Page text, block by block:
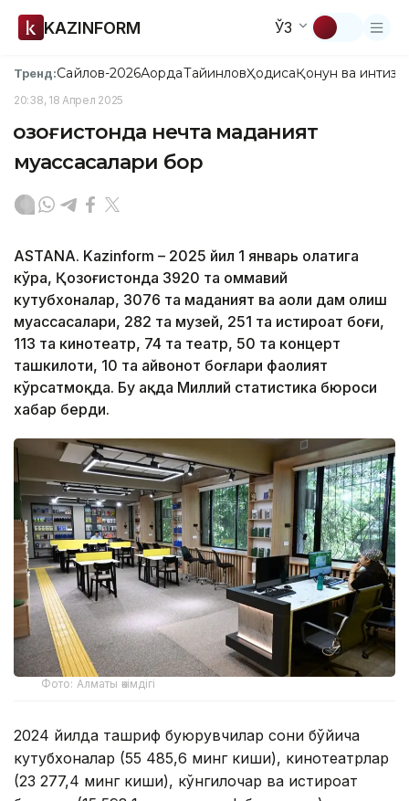
KAZINFORM ЎЗ
Тренд:Сайлов-2026АқордаТайинловҲодисаҚонун ва
20:38, 18 Апрел 2025
Қозоғистонда нечта маданият
муассасалари бор
ASTANA. Kazinform – 2025 йил 1 январь ҳолатига
кўра, Қозоғистонда 3920 та оммавий
кутубхоналар, 3076 та маданият ва аҳоли дам олиш
муассасалари, 282 та музей, 251 та истироҳат боғи,
113 та кинотеатр, 74 та театр, 50 та концерт
ташкилоти, 10 та ҳайвонот боғлари фаолият
кўрсатмоқда. Бу ҳақда Миллий статистика бюроси
хабар берди.
Фото: Алматы әкімдігі
2024 йилда ташриф буюрувчилар сони бўйича
кутубхоналар (55 485,6 минг киши), кинотеатрлар
(23 277,4 минг киши), кўнгилочар ва истироҳат